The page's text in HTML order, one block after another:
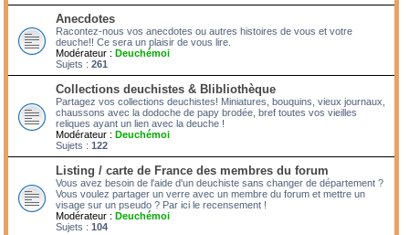
Anecdotes
Racontez-nous vos anecdotes ou autres histoires de vous et votre
deuche!! Ce sera un plaisir de vous lire.
Modérateur : Deuchémoi
Sujets : 261
Collections deuchistes & Blibliothèque
Partagez vos collections deuchistes! Miniatures, bouquins, vieux journaux,
chaussons avec la dodoche de papy brodée, bref toutes vos vieilles
reliques ayant un lien avec la deuche !
Modérateur : Deuchémoi
Sujets : 122
Listing / carte de France des membres du forum
Vous avez besoin de l'aide d'un deuchiste sans changer de département ?
Vous voulez partager un verre avec un membre du forum et mettre un
visage sur un pseudo ? Par ici le recensement !
Modérateur : Deuchémoi
Sujets : 104